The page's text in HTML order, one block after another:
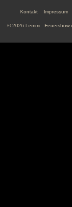
Kontakt Impressum
© 2026 Lemmi - Feuershow